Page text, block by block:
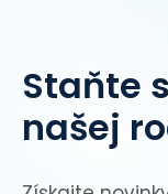
Staňte
našej